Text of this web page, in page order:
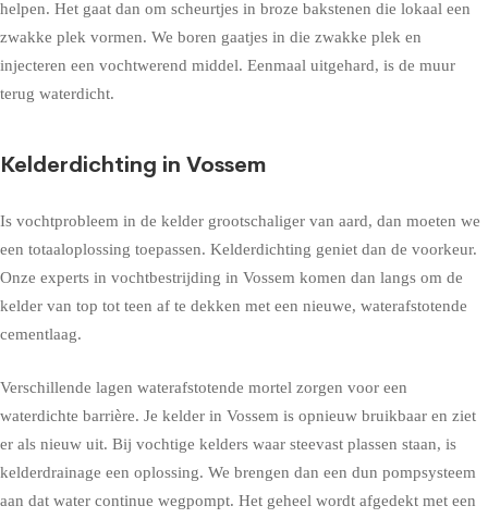
helpen. Het gaat dan om scheurtjes in broze bakstenen die lokaal een
zwakke plek vormen. We boren gaatjes in die zwakke plek en
injecteren een vochtwerend middel. Eenmaal uitgehard, is de muur
terug waterdicht.
Kelderdichting in Vossem
Is vochtprobleem in de kelder grootschaliger van aard, dan moeten we
een totaaloplossing toepassen. Kelderdichting geniet dan de voorkeur.
Onze experts in vochtbestrijding in Vossem komen dan langs om de
kelder van top tot teen af te dekken met een nieuwe, waterafstotende
cementlaag.
Verschillende lagen waterafstotende mortel zorgen voor een
waterdichte barrière. Je kelder in Vossem is opnieuw bruikbaar en ziet
er als nieuw uit. Bij vochtige kelders waar steevast plassen staan, is
kelderdrainage een oplossing. We brengen dan een dun pompsysteem
aan dat water continue wegpompt. Het geheel wordt afgedekt met een